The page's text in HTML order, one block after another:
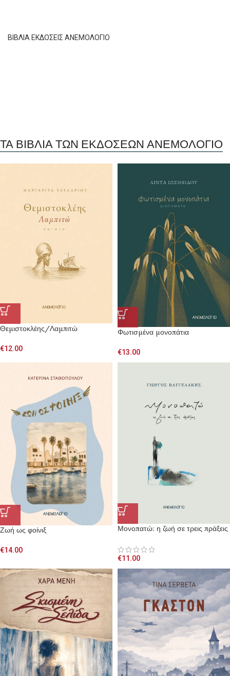
ΒΙΒΛΙΑ ΕΚΔΟΣΕΙΣ ΑΝΕΜΟΛΟΓΙΟ
ΤΑ ΒΙΒΛΙΑ ΤΩΝ ΕΚΔΟΣΕΩΝ ΑΝΕΜΟΛΟΓΙΟ
Θεμιστοκλέης/Λαμπιτώ
€12.00
Φωτισμένα μονοπάτια
€13.00
Ζωή ως φοίνιξ
€14.00
Μονοπατώ: η ζωή σε τρεις πράξεις
€11.00